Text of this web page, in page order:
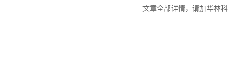
文章全部详情，请加华林